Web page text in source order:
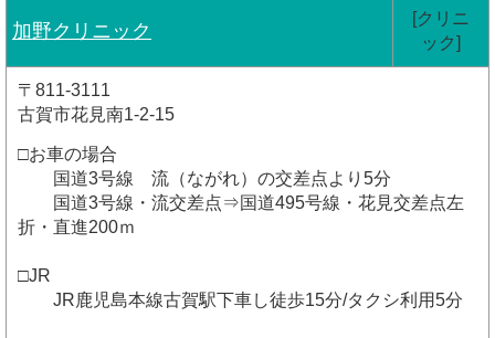
加野クリニック
[クリニ
ック]
〒811-3111
古賀市花見南1-2-15
□お車の場合
国道3号線 流（ながれ）の交差点より5分
国道3号線・流交差点⇒国道495号線・花見交差点左
折・直進200ｍ
□JR
JR鹿児島本線古賀駅下車し徒歩15分/タクシ利用5分